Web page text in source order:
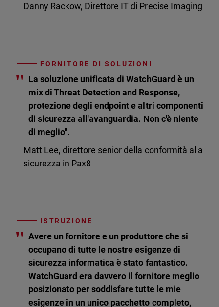
Danny Rackow, Direttore IT di Precise Imaging
FORNITORE DI SOLUZIONI
" La soluzione unificata di WatchGuard è un
mix di Threat Detection and Response,
protezione degli endpoint e altri componenti
di sicurezza all'avanguardia. Non c'è niente
di meglio".
Matt Lee, direttore senior della conformità alla
sicurezza in Pax8
ISTRUZIONE
" Avere un fornitore e un produttore che si
occupano di tutte le nostre esigenze di
sicurezza informatica è stato fantastico.
WatchGuard era davvero il fornitore meglio
posizionato per soddisfare tutte le mie
esigenze in un unico pacchetto completo,